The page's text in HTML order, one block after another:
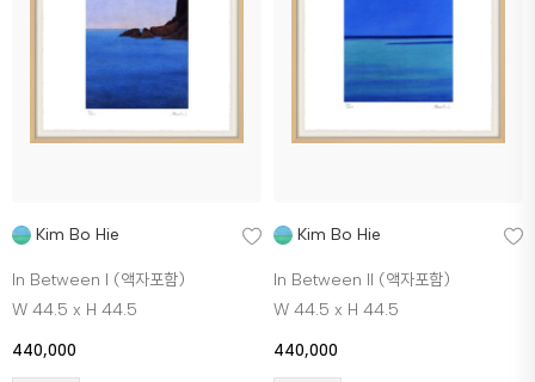
Kim Bo Hie
In Between I (액자포함)
W 44.5 x H 44.5
440,000
Kim Bo Hie
In Between II (액자포함)
W 44.5 x H 44.5
440,000